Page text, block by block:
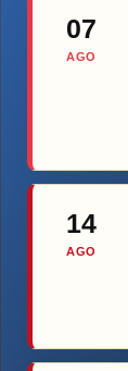
07
AGO
14
AGO